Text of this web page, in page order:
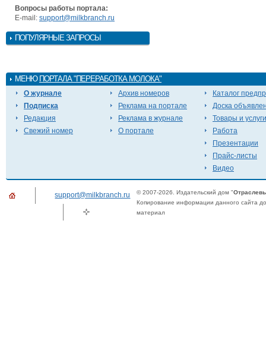
Вопросы работы портала:
E-mail: support@milkbranch.ru
ПОПУЛЯРНЫЕ ЗАПРОСЫ
МЕНЮ ПОРТАЛА "ПЕРЕРАБОТКА МОЛОКА"
О журнале
Подписка
Редакция
Свежий номер
Архив номеров
Реклама на портале
Реклама в журнале
О портале
Каталог
Доска
Товары и услуги
Работа
Презентации
Прайс-листы
Видео
support@milkbranch.ru © 2007-2026. Издательский дом "
Копирование информации данного сайта
материал